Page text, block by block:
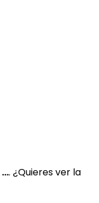
.... ¿Quieres ver la